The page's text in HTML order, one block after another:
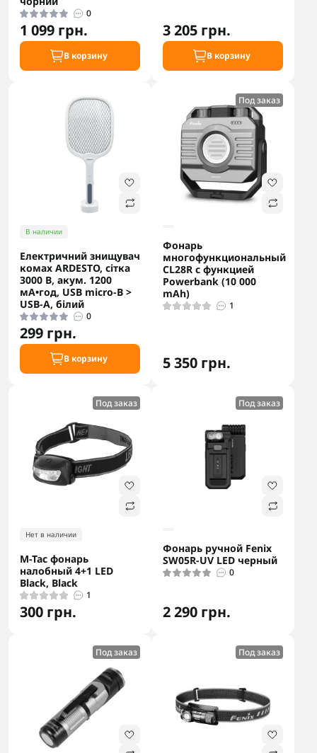
0
1 099 грн.
В корзину
3 205 грн.
В корзину
В наличии
Електричний знищувач
комах ARDESTO, сітка
3000 В, акум. 1200
мА•год, USB micro-B >
USB-A, білий
0
299 грн.
В корзину
Под заказ
Фонарь
многофункциональный
CL28R с функцией
Powerbank (10 000
mAh)
1
5 350 грн.
Под заказ
Нет в наличии
M-Tac фонарь
налобный 4+1 LED
Black, Black
1
300 грн.
Под заказ
Фонарь ручной Fenix
SW05R-UV LED черный
0
2 290 грн.
Под заказ Под заказ